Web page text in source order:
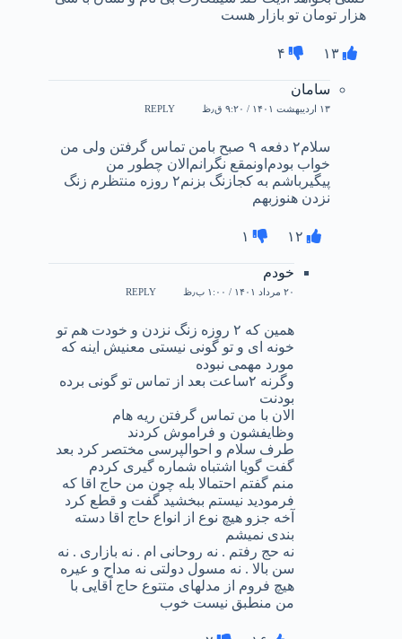
هزار تومان تو بازار هست
۱۳ ۴
سامان
۱۳ اردیبهشت ۱۴۰۱ / ۹:۲۰ ق٫ظ REPLY
سلام‌۲ دفعه ۹ صبح بامن تماس گرفتن ولی من
خواب بودم‌اونمقع نگرانم‌الان چطور من
پیگیرباشم به کجازنگ بزنم‌۲ روزه منتظرم زنگ
نزدن هنوزبهم
۱۲ ۱
خودم
۲۰ مرداد ۱۴۰۱ / ۱:۰۰ ب٫ظ REPLY
همین که ۲ روزه زنگ نزدن و خودت هم تو
خونه ای و تو گونی نیستی معنیش اینه که
مورد مهمی نبوده
وگرنه ۲ساعت بعد از تماس تو گونی برده
بودنت
الان با من تماس گرفتن ریه هام
وظایفشون و فراموش کردند
طرف سلام و احوالپرسی مختصر کرد بعد
گفت گویا اشتباه شماره گیری کردم
منم گفتم احتمالا بله چون من حاج اقا که
فرمودید نیستم ببخشید گفت و قطع کرد
آخه جزو هیچ نوع از انواع حاج اقا دسته
بندی نمیشم
نه حج رفتم . نه روحانی ام . نه بازاری . نه
سن بالا . نه مسول دولتی نه مداح و عیره
هیچ فروم از مدلهای متتوع حاج آقایی با
من منطبق نیست خوب